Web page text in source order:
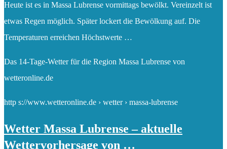
Heute ist es in Massa Lubrense vormittags bewölkt. Vereinzelt ist
etwas Regen möglich. Später lockert die Bewölkung auf. Die
Temperaturen erreichen Höchstwerte …
Das 14-Tage-Wetter für die Region Massa Lubrense von
wetteronline.de
http s://www.wetteronline.de › wetter › massa-lubrense
Wetter Massa Lubrense – aktuelle
Wettervorhersage von …